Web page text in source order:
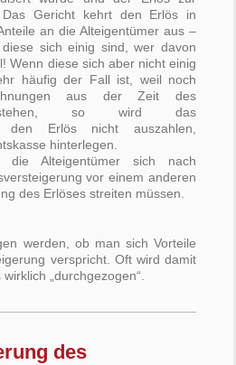
Das Gericht kehrt den Erlös in
an die Alteigentümer aus –
sich einig sind, wer davon
Wenn diese sich aber nicht einig
häufig der Fall ist, weil noch
aus der Zeit des
so wird das
den Erlös nicht auszahlen,
hinterlegen.
die Alteigentümer sich nach
vor einem anderen
des Erlöses streiten müssen.
werden, ob man sich Vorteile
verspricht. Oft wird damit
„durchgezogen“.
des